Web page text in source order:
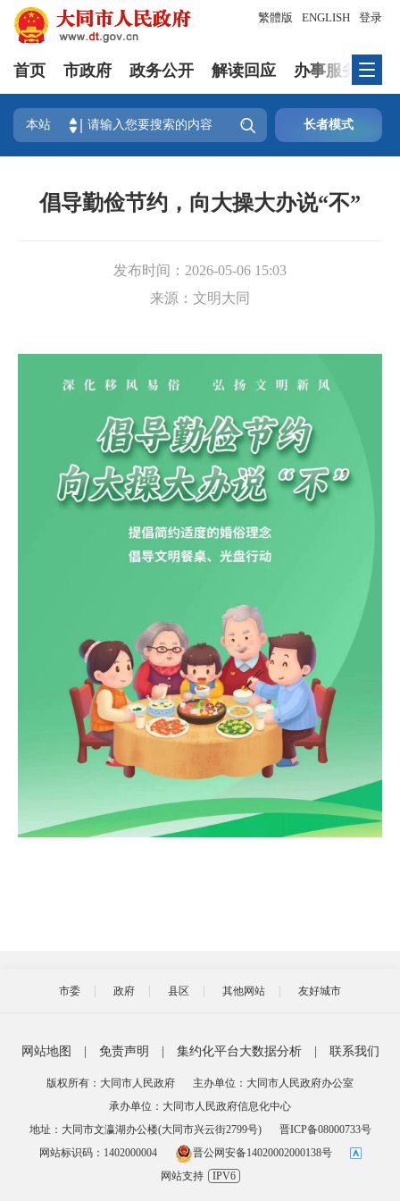
登录
繁體版 ENGLISH
首页 市政府 政务公开 解读回应 办事服务
本站  长者模式
倡导勤俭节约，向大操大办说“不”
发布时间： 2026-05-06 15:03
来源： 文明大同
市委 政府 县区 其他网站 友好城市
网站地图 | 免责声明 | 集约化平台大数据分析 | 联系我们
版权所有：大同市人民政府
主办单位：大同市人民政府办公室
承办单位：大同市人民政府信息化中心
地址：大同市文瀛湖办公楼(大同市兴云街2799号)
晋ICP备08000733号
网站标识码：1402000004
晋公网安备14020002000138号
网站支持
IPV6